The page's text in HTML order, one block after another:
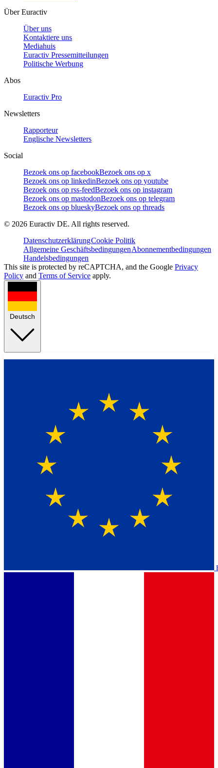
Über Euractiv
Über uns
Kontaktiere uns
Mediahuis
Euractiv Pressemitteilungen
Politische Werbung
Abos
Euractiv Pro
Newsletters
Rapporteur
Englische Newsletters
Social
Bezoek ons op facebookBezoek ons op x
Bezoek ons op linkedinBezoek ons op youtube
Bezoek ons op rss-feedBezoek ons op instagram
Bezoek ons op mastodonBezoek ons op telegram
Bezoek ons op blueskyBezoek ons op threads
© 2026 Euractiv DE. All rights reserved.
DatenschutzerklärungCookie Politik
Allgemeine GeschäftsbedingungenAbonnementbedingungen
Handelsbedingungen
This site is protected by reCAPTCHA, and the Google Privacy
Policy and Terms of Service apply.
Deutsch